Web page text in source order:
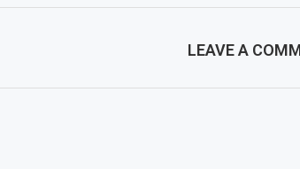
LEAVE A